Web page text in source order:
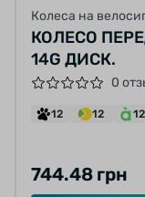
Колеса на
КОЛЕСО
14G ДИСК.
0
12 12 12
744.48 грн